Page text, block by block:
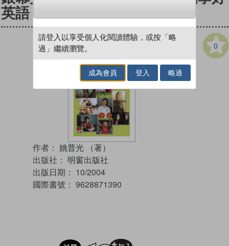
英語
0
作者： 姚普光 （著）
出版社： 明窗出版社
出版日期： 10/2004
國際書號： 9628871390
試閲
請登入以享受個人化閱讀體驗，或按「略
過」繼續瀏覽。
成為會員 登入 略過